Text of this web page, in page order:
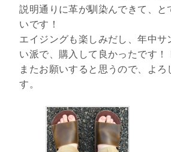
説明通りに革が馴染んできて、と
いです！
エイジングも楽しみだし、年中サ
い派で、購入して良かったです！
またお願いすると思うので、よろ
す。